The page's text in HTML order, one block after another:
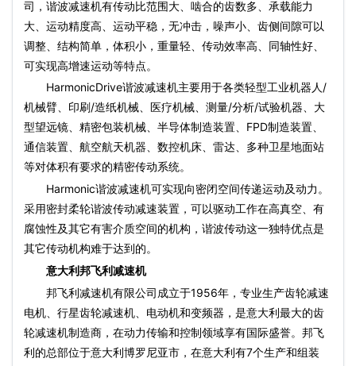
司，谐波减速机有传动比范围大、啮合的齿数多、承载能力
大、运动精度高、运动平稳，无冲击，噪声小、齿侧间隙可以
调整、结构简单，体积小，重量轻、传动效率高、同轴性好、
可实现高增速运动等特点。
HarmonicDrive谐波减速机主要用于各类轻型工业机器人/
机械臂、印刷/造纸机械、医疗机械、测量/分析/试验机器、大
型望远镜、精密包装机械、半导体制造装置、FPD制造装置、
通信装置、航空航天机器、数控机床、雷达、多种卫星地面站
等对体积有要求的精密传动系统。
Harmonic谐波减速机可实现向密闭空间传递运动及动力。
采用密封柔轮谐波传动减速装置，可以驱动工作在高真空、有
腐蚀性及其它有害介质空间的机构，谐波传动这一独特优点是
其它传动机构难于达到的。
意大利邦飞利减速机
邦飞利减速机有限公司成立于1956年，专业生产齿轮减速
电机、行星齿轮减速机、电动机和变频器，是意大利最大的齿
轮减速机制造商，在动力传输和控制领域享有国际盛誉。邦飞
利的总部位于意大利博罗尼亚市，在意大利有7个生产和组装